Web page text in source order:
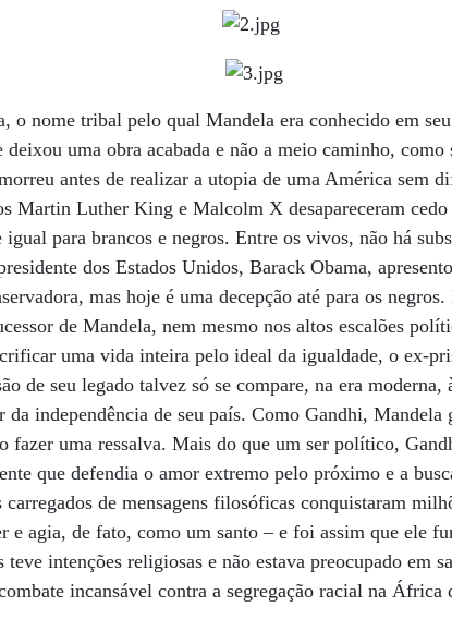
o nome tribal pelo qual Mandela era conhecido em
deixou uma obra acabada e não a meio caminho, como
antes de realizar a utopia de uma América sem
Martin Luther King e Malcolm X desapareceram
igual para brancos e negros. Entre os vivos, não há
dos Estados Unidos, Barack Obama,
mas hoje é uma decepção até para os
de Mandela, nem mesmo nos altos escalões
uma vida inteira pelo ideal da igualdade, o ex-
de seu legado talvez só se compare, na era
independência de seu país. Como Gandhi, Mandela
fazer uma ressalva. Mais do que um ser político,
que defendia o amor extremo pelo próximo e a
carregados de mensagens filosóficas conquistaram
e agia, de fato, como um santo – e foi assim que ele
intenções religiosas e não estava preocupado em
incansável contra a segregação racial na